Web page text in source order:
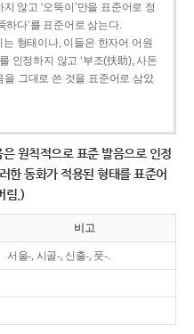
않고 ‘오뚝이’만을 표준어로 정
하다’를 표준어로 삼는다.
형태이나, 이들은 한자어 어원
인정하지 않고 ‘부조(扶助), 사돈
을 그대로 쓴 것을 표준어로 삼았
은 원칙적으로 표준 발음으로 인정
한 동화가 적용된 형태를 표준어
림.)
비고
서울-, 시골-, 신출-, 풋-.